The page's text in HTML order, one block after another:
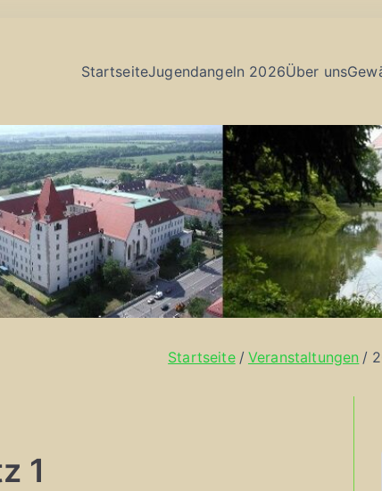
StartseiteJugendangeln 2026Über uns
Startseite Veranstaltungen
1